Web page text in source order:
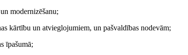
modernizēšanu;
kārtību un atvieglojumiem, un pašvaldības nodevām;
īpašumā;